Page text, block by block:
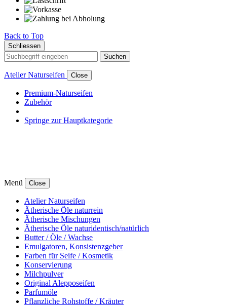
Back to Top
Schliessen
Suchen
Atelier Naturseifen Close
Premium-Naturseifen
Zubehör
Springe zur Hauptkategorie
Menü Close
Atelier Naturseifen
Ätherische Öle naturrein
Ätherische Mischungen
Ätherische Öle naturidentisch/natürlich
Butter / Öle / Wachse
Emulgatoren, Konsistenzgeber
Farben für Seife / Kosmetik
Konservierung
Milchpulver
Original Alepposeifen
Parfumöle
Pflanzliche Rohstoffe / Kräuter